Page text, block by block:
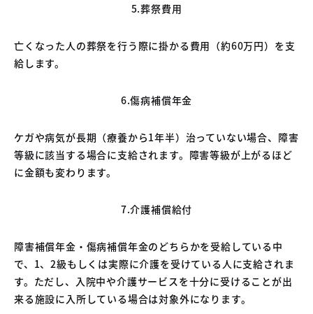
5.葬祭費用
亡くなった人の葬祭を行う際に掛かる費用（約60万円）を支
給します。
6.傷病補償年金
ケガや病気が長期（療養から1年半）治っていない場合、障害
等級に該当する場合に支給されます。障害等級が上がるほど
に金額も変わります。
7.介護補償給付
障害補償年金・傷病補償年金のどちらかを受給している中
で、1、2級もしくは実際に介護を受けている人に支給されま
す。ただし、入院中や介護サービスを十分に受けることが出
来る施設に入所している場合は対象外になります。